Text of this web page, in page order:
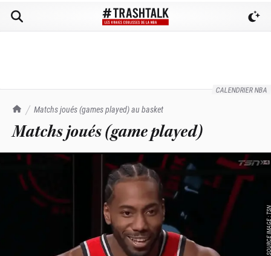
CALENDRIER NBA
TrashTalk Actu NBA
Matchs joués (games played) au basket
Matchs joués (game played)